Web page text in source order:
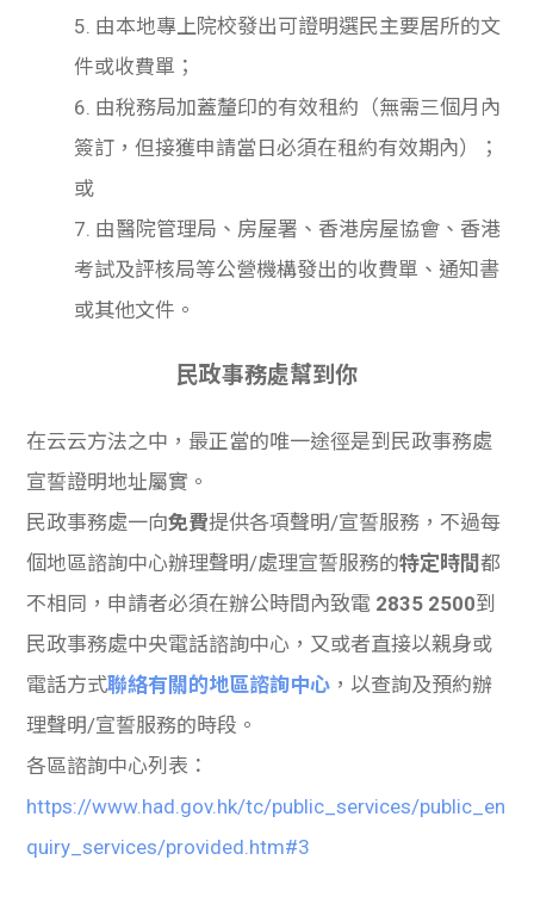
5. 由本地專上院校發出可證明選民主要居所的文
件或收費單；
6. 由稅務局加蓋釐印的有效租約（無需三個月內
簽訂，但接獲申請當日必須在租約有效期內）；
或
7. 由醫院管理局、房屋署、香港房屋協會、香港
考試及評核局等公營機構發出的收費單、通知書
或其他文件。
民政事務處幫到你
在云云方法之中，最正當的唯一途徑是到民政事務處
宣誓證明地址屬實。
民政事務處一向免費提供各項聲明/宣誓服務，不過每
個地區諮詢中心辦理聲明/處理宣誓服務的特定時間都
不相同，申請者必須在辦公時間內致電 2835 2500到
民政事務處中央電話諮詢中心，又或者直接以親身或
電話方式聯絡有關的地區諮詢中心 ，以查詢及預約辦
理聲明/宣誓服務的時段。
各區諮詢中心列表：
https://www.had.gov.hk/tc/public_services/public_en
quiry_services/provided.htm#3